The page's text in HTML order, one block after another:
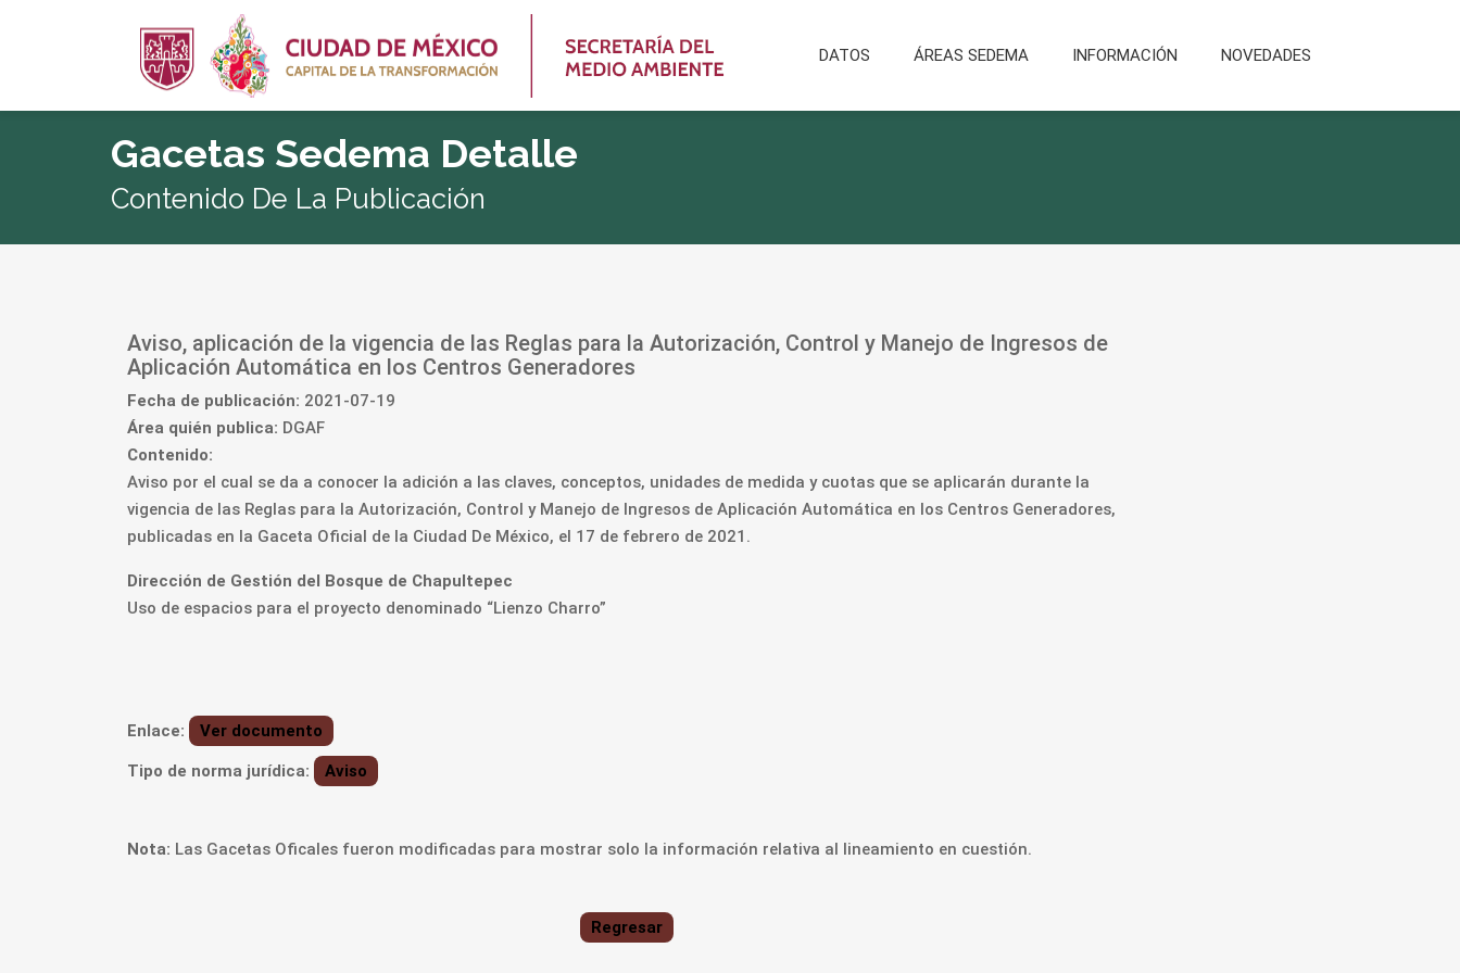
DATOS ÁREAS SEDEMA INFORMACIÓN NOVEDADES
Gacetas Sedema Detalle
Contenido De La Publicación
Aviso, aplicación de la vigencia de las Reglas para la Autorización, Control y Manejo de Ingresos de
Aplicación Automática en los Centros Generadores
Fecha de publicación: 2021-07-19
Área quién publica: DGAF
Contenido:
Aviso por el cual se da a conocer la adición a las claves, conceptos, unidades de medida y cuotas que se aplicarán durante la
vigencia de las Reglas para la Autorización, Control y Manejo de Ingresos de Aplicación Automática en los Centros Generadores,
publicadas en la Gaceta Oficial de la Ciudad De México, el 17 de febrero de 2021.
Dirección de Gestión del Bosque de Chapultepec
Uso de espacios para el proyecto denominado “Lienzo Charro”
Enlace: Ver documento
Tipo de norma jurídica: Aviso
Nota: Las Gacetas Oficales fueron modificadas para mostrar solo la información relativa al lineamiento en cuestión.
Regresar